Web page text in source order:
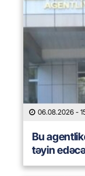
06.08.2026 -
Bu
təyin